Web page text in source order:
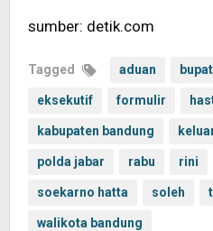
sumber: detik.com
Tagged aduan
eksekutif formulir
kabupaten bandung
polda jabar rabu rini
soekarno hatta soleh
walikota bandung